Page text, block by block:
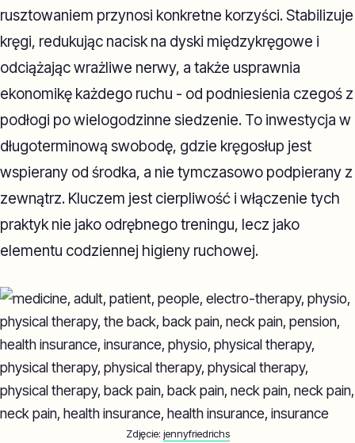
rusztowaniem przynosi konkretne korzyści. Stabilizuje
kręgi, redukując nacisk na dyski międzykręgowe i
odciążając wrażliwe nerwy, a także usprawnia
ekonomikę każdego ruchu - od podniesienia czegoś z
podłogi po wielogodzinne siedzenie. To inwestycja w
długoterminową swobodę, gdzie kręgosłup jest
wspierany od środka, a nie tymczasowo podpierany z
zewnątrz. Kluczem jest cierpliwość i włączenie tych
praktyk nie jako odrębnego treningu, lecz jako
elementu codziennej higieny ruchowej.
Zdjęcie: jennyfriedrichs